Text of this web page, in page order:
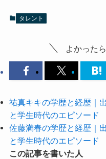
タレント
よかった
祐真キキの学歴と経歴｜
と学生時代のエピソード
佐藤満春の学歴と経歴｜
と学生時代のエピソード
この記事を書いた人